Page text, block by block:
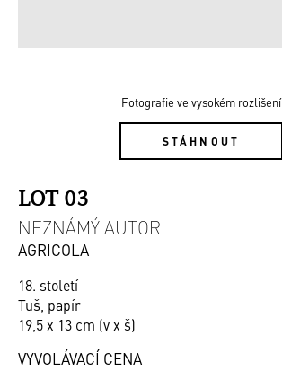
Fotografie ve vysokém rozlišení
STÁHNOUT
LOT 03
NEZNÁMÝ AUTOR
AGRICOLA
18. století
Tuš, papír
19,5 x 13 cm (v x š)
VYVOLÁVACÍ CENA